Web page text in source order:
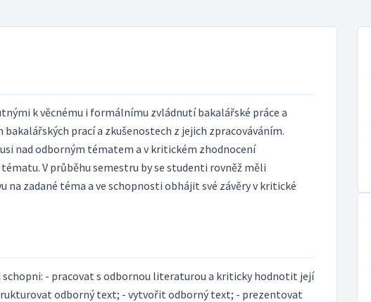
k věcnému i formálnímu zvládnutí bakalářské práce a
prací a zkušenostech z jejich zpracováváním.
nad odborným tématem a v kritickém zhodnocení
V průběhu semestru by se studenti rovněž měli
zadané téma a ve schopnosti obhájit své závěry v kritické
schopni: - pracovat s odbornou literaturou a kriticky hodnotit její
odborný text; - vytvořit odborný text; - prezentovat